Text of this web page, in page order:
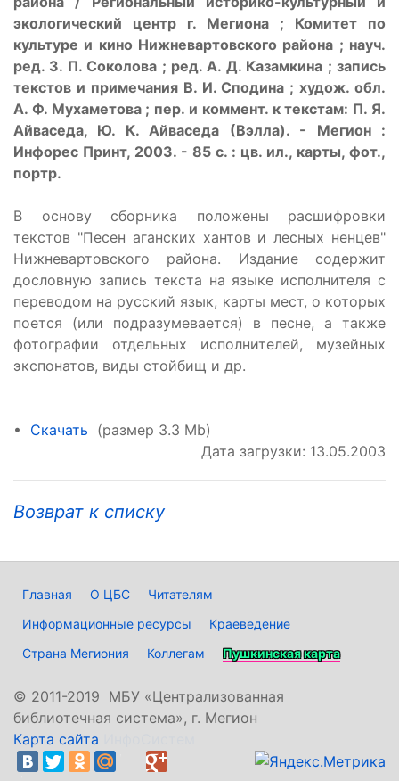
экологический центр г. Мегиона ; Комитет по
культуре и кино Нижневартовского района ; науч.
ред. З. П. Соколова ; ред. А. Д. Казамкина ; запись
текстов и примечания В. И. Сподина ; худож. обл.
А. Ф. Мухаметова ; пер. и коммент. к текстам: П. Я.
Айваседа, Ю. К. Айваседа (Вэлла). - Мегион :
Инфорес Принт, 2003. - 85 с. : цв. ил., карты, фот.,
портр.
В основу сборника положены расшифровки
текстов "Песен аганских хантов и лесных ненцев"
Нижневартовского района. Издание содержит
дословную запись текста на языке исполнителя с
переводом на русский язык, карты мест, о которых
поется (или подразумевается) в песне, а также
фотографии отдельных исполнителей, музейных
экспонатов, виды стойбищ и др.
• Скачать (размер 3.3 Mb)
Дата загрузки: 13.05.2003
Возврат к списку
Главная О ЦБС
Читателям
Информационные ресурсы
Краеведение
Страна Мегиония
Коллегам Пушкинская карта
© 2011-2019 МБУ «Централизованная
библиотечная система», г. Мегион
Карта сайта